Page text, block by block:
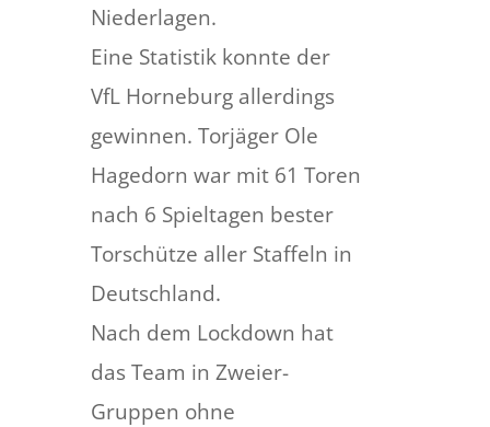
Niederlagen.
Eine Statistik konnte der
VfL Horneburg allerdings
gewinnen. Torjäger Ole
Hagedorn war mit 61 Toren
nach 6 Spieltagen bester
Torschütze aller Staffeln in
Deutschland.
Nach dem Lockdown hat
das Team in Zweier-
Gruppen ohne